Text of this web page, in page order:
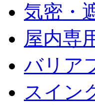
気密・
屋内専
バリア
スイン